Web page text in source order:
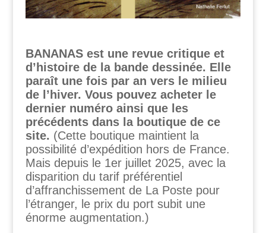
BANANAS est une revue critique et
d’histoire de la bande dessinée. Elle
paraît une fois par an vers le milieu
de l’hiver. Vous pouvez acheter le
dernier numéro ainsi que les
précédents dans la boutique de ce
site. (Cette boutique maintient la
possibilité d’expédition hors de France.
Mais depuis le 1er juillet 2025, avec la
disparition du tarif préférentiel
d’affranchissement de La Poste pour
l’étranger, le prix du port subit une
énorme augmentation.)